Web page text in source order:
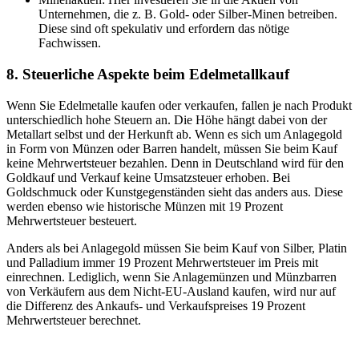
Unternehmen, die z. B. Gold- oder Silber-Minen betreiben.
Diese sind oft spekulativ und erfordern das nötige
Fachwissen.
8. Steuerliche Aspekte beim Edelmetallkauf
Wenn Sie Edelmetalle kaufen oder verkaufen, fallen je nach Produkt
unterschiedlich hohe Steuern an. Die Höhe hängt dabei von der
Metallart selbst und der Herkunft ab. Wenn es sich um Anlagegold
in Form von Münzen oder Barren handelt, müssen Sie beim Kauf
keine Mehrwertsteuer bezahlen. Denn in Deutschland wird für den
Goldkauf und Verkauf keine Umsatzsteuer erhoben. Bei
Goldschmuck oder Kunstgegenständen sieht das anders aus. Diese
werden ebenso wie historische Münzen mit 19 Prozent
Mehrwertsteuer besteuert.
Anders als bei Anlagegold müssen Sie beim Kauf von Silber, Platin
und Palladium immer 19 Prozent Mehrwertsteuer im Preis mit
einrechnen. Lediglich, wenn Sie Anlagemünzen und Münzbarren
von Verkäufern aus dem Nicht-EU-Ausland kaufen, wird nur auf
die Differenz des Ankaufs- und Verkaufspreises 19 Prozent
Mehrwertsteuer berechnet.